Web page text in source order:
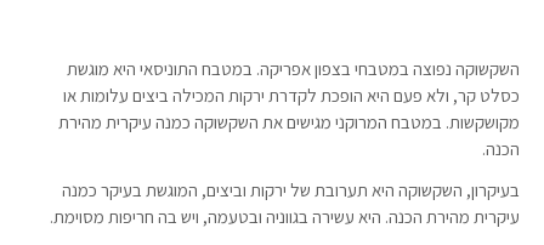
השקשוקה נפוצה במטבחי בצפון אפריקה. במטבח התוניסאי היא מוגשת
כסלט קר, ולא פעם היא הופכת לקדרת ירקות המכילה ביצים עלומות או
מקושקשות. במטבח המרוקני מגישים את השקשוקה כמנה עיקרית מהירת
הכנה.
בעיקרון, השקשוקה היא תערובת של ירקות וביצים, המוגשת בעיקר כמנה
עיקרית מהירת הכנה. היא עשירה בגווניה ובטעמה, ויש בה חריפות מסוימת.